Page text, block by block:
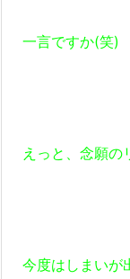
一言ですか(笑)
えっと、念願の
今度はしまいが